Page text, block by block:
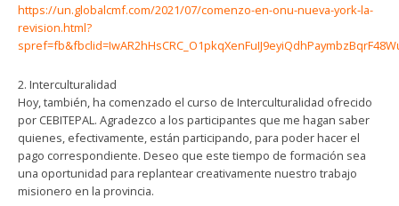
https://un.globalcmf.com/2021/07/comenzo-en-onu-nueva-york-la-
revision.html?
2. Interculturalidad
Hoy, también, ha comenzado el curso de Interculturalidad ofrecido
por CEBITEPAL. Agradezco a los participantes que me hagan saber
quienes, efectivamente, están participando, para poder hacer el
pago correspondiente. Deseo que este tiempo de formación sea
una oportunidad para replantear creativamente nuestro trabajo
misionero en la provincia.